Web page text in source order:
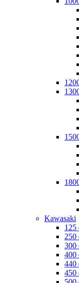
Kawasaki
125
250
300
400
440
450